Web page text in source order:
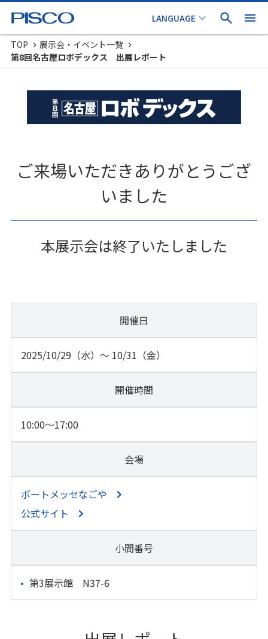
TOP
展示会・イベント一覧
第8回名古屋ロボデックス 出展レポート
ご来場いただきありがとうござ
いました
本展示会は終了いたしました
開催日
2025/10/29（水）～ 10/31（金）
開催時間
10:00～17:00
会場
ポートメッセなごや
公式サイト
小間番号
第3展示館 N37-6